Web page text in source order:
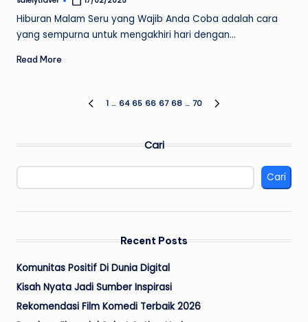
Posted
Hiburan Malam Seru yang Wajib Anda Coba adalah cara
yang sempurna untuk mengakhiri hari dengan…
Read More
PaginasiPREVIOUS
1 … 64 65 66 67 68 … 70
Cari
Cari
Recent Posts
Komunitas Positif Di Dunia Digital
Kisah Nyata Jadi Sumber Inspirasi
Rekomendasi Film Komedi Terbaik 2026